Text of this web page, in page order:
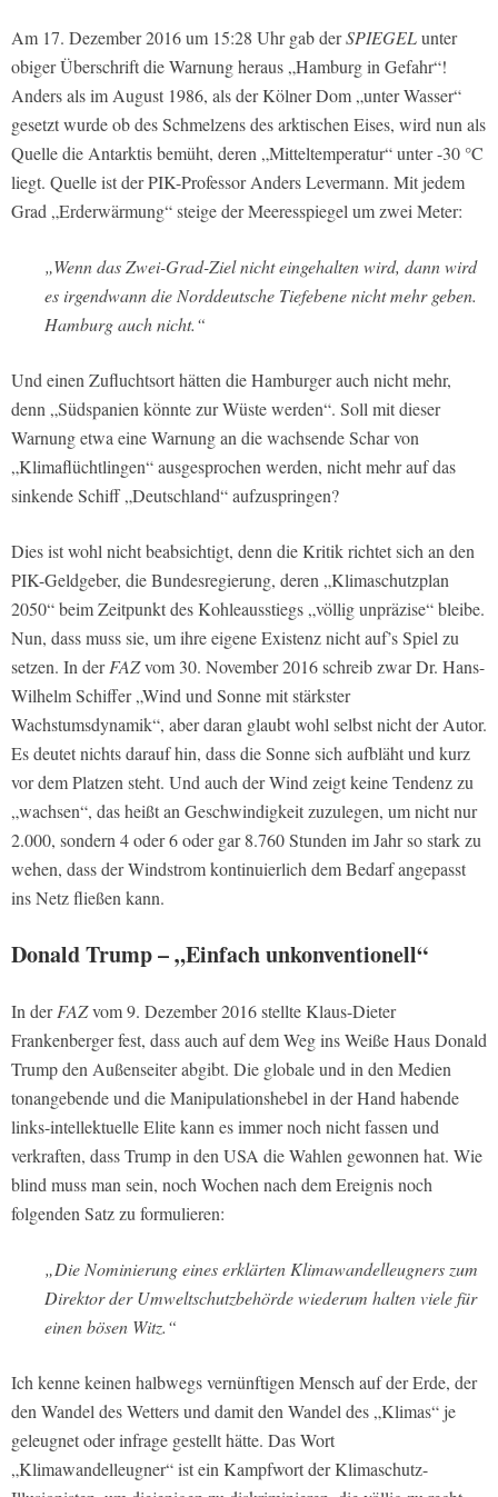
Am 17. Dezember 2016 um 15:28 Uhr gab derSPIEGELunter
obiger Überschrift die Warnung heraus „Hamburg in Gefahr“!
Anders als im August 1986, als der Kölner Dom „unter Wasser“
gesetzt wurde ob des Schmelzens des arktischen Eises, wird nun als
Quelle die Antarktis bemüht, deren „Mitteltemperatur“ unter -30 °C
liegt. Quelle ist der PIK-Professor Anders Levermann. Mit jedem
Grad „Erderwärmung“ steige der Meeresspiegel um zwei Meter:
„Wenn das Zwei-Grad-Ziel nicht eingehalten wird, dann wird
es irgendwann die Norddeutsche Tiefebene nicht mehr geben.
Hamburg auch nicht.“
Und einen Zufluchtsort hätten die Hamburger auch nicht mehr,
denn „Südspanien könnte zur Wüste werden“. Soll mit dieser
Warnung etwa eine Warnung an die wachsende Schar von
„Klimaflüchtlingen“ ausgesprochen werden, nicht mehr auf das
sinkende Schiff „Deutschland“ aufzuspringen?
Dies ist wohl nicht beabsichtigt, denn die Kritik richtet sich an den
PIK-Geldgeber, die Bundesregierung, deren „Klimaschutzplan
2050“ beim Zeitpunkt des Kohleausstiegs „völlig unpräzise“ bleibe.
Nun, dass muss sie, um ihre eigene Existenz nicht auf’s Spiel zu
setzen. In derFAZvom 30. November 2016 schreib zwar Dr. Hans-
Wilhelm Schiffer „Wind und Sonne mit stärkster
Wachstumsdynamik“, aber daran glaubt wohl selbst nicht der Autor.
Es deutet nichts darauf hin, dass die Sonne sich aufbläht und kurz
vor dem Platzen steht. Und auch der Wind zeigt keine Tendenz zu
„wachsen“, das heißt an Geschwindigkeit zuzulegen, um nicht nur
2.000, sondern 4 oder 6 oder gar 8.760 Stunden im Jahr so stark zu
wehen, dass der Windstrom kontinuierlich dem Bedarf angepasst
ins Netz fließen kann.
Donald Trump – „Einfach unkonventionell“
In derFAZvom 9. Dezember 2016 stellte Klaus-Dieter
Frankenberger fest, dass auch auf dem Weg ins Weiße Haus Donald
Trump den Außenseiter abgibt. Die globale und in den Medien
tonangebende und die Manipulationshebel in der Hand habende
links-intellektuelle Elite kann es immer noch nicht fassen und
verkraften, dass Trump in den USA die Wahlen gewonnen hat. Wie
blind muss man sein, noch Wochen nach dem Ereignis noch
folgenden Satz zu formulieren:
„Die Nominierung eines erklärten Klimawandelleugners zum
Direktor der Umweltschutzbehörde wiederum halten viele für
einen bösen Witz.“
Ich kenne keinen halbwegs vernünftigen Mensch auf der Erde, der
den Wandel des Wetters und damit den Wandel des „Klimas“ je
geleugnet oder infrage gestellt hätte. Das Wort
„Klimawandelleugner“ ist ein Kampfwort der Klimaschutz-